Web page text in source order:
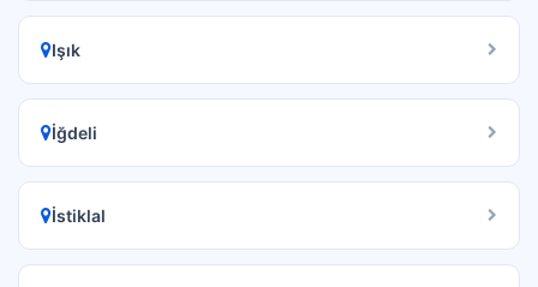
Işık
İğdeli
İstiklal